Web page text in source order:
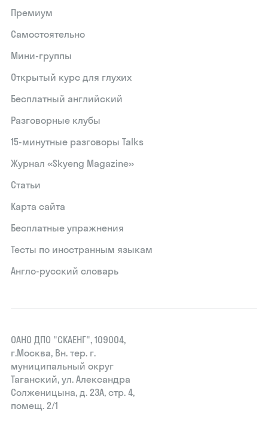
Премиум
Самостоятельно
Мини-группы
Открытый курс для глухих
Бесплатный английский
Разговорные клубы
15‑минутные разговоры Talks
Журнал «Skyeng Magazine»
Статьи
Карта сайта
Бесплатные упражнения
Тесты по иностранным языкам
Англо-русский словарь
ОАНО ДПО "СКАЕНГ", 109004,
г.Москва, Вн. тер. г.
муниципальный округ
Таганский, ул. Александра
Солженицына, д. 23А, стр. 4,
помещ. 2/1